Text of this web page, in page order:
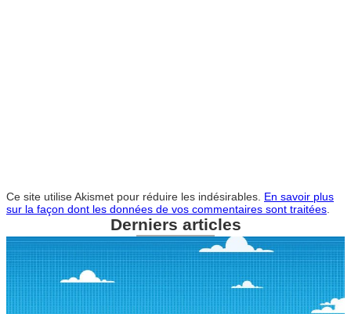
Ce site utilise Akismet pour réduire les indésirables. En savoir plus
sur la façon dont les données de vos commentaires sont traitées
Derniers articles